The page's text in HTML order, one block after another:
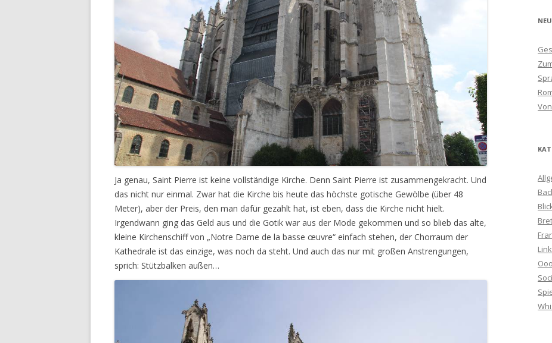
Ja genau, Saint Pierre ist keine vollständige Kirche. Denn Saint Pierre ist zusammengekracht. Und
das nicht nur einmal. Zwar hat die Kirche bis heute das höchste gotische Gewölbe (über 48
Meter), aber der Preis, den man dafür gezahlt hat, ist eben, dass die Kirche nicht hielt.
Irgendwann ging das Geld aus und die Gotik war aus der Mode gekommen und so blieb das alte,
kleine Kirchenschiff von „Notre Dame de la basse œuvre“ einfach stehen, der Chorraum der
Kathedrale ist das einzige, was noch da steht. Und auch das nur mit großen Anstrengungen,
sprich: Stützbalken außen…